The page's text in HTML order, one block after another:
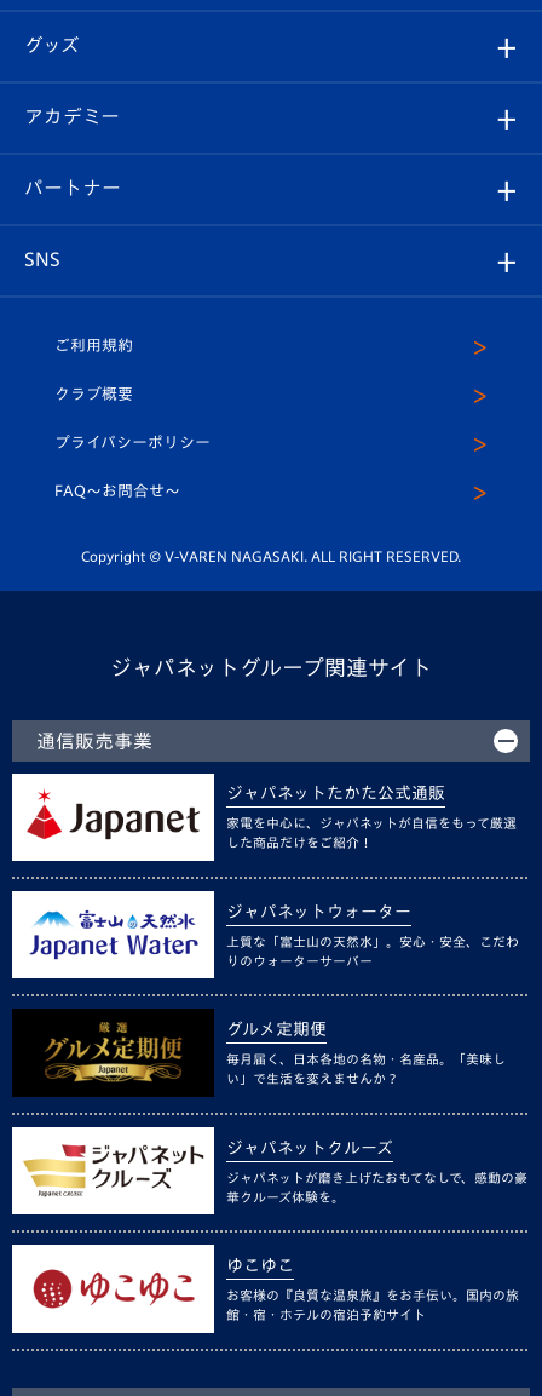
チケット
イベント
メディア
ホームタウン
エンブレム紹介
スタッフプロフィール
マスコット紹介
平和祈念活動
ホームタウン活動
はじめての観戦ガイド
Revive Team
ヴィヴィくんの長崎おもてなしガイド
フォトギャラリー
スタジアムグルメ
チケット
V-LOVERS（ファンクラブ）
プレイヤーズスイート
グッズ
オンラインショップ
店舗情報
アカデミー
育成からのお知らせ
U-18
スクール
パートナー
SNS
ヴィヴィくんインスタグラム
公式LINE＠
ご利用規約
クラブ概要
プライバシーポリシー
FAQ〜お問合せ〜
Copyright © V-VAREN NAGASAKI. ALL RIGHT RESERVED.
ジャパネットグループ関連サイト
通信販売事業
ジャパネットたかた公式通販
家電を中心に、ジャパネットが自信をもって厳選
した商品だけをご紹介！
ジャパネットウォーター
上質な「富士山の天然水」。安心・安全、こだわ
りのウォーターサーバー
グルメ定期便
毎月届く、日本各地の名物・名産品。「美味し
い」で生活を変えませんか？
ジャパネットクルーズ
ジャパネットが磨き上げたおもてなしで、感動の豪
華クルーズ体験を。
ゆこゆこ
お客様の『良質な温泉旅』をお手伝い。国内の旅
館・宿・ホテルの宿泊予約サイト